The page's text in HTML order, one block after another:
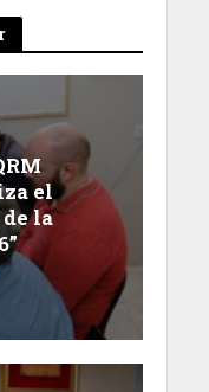
el
la